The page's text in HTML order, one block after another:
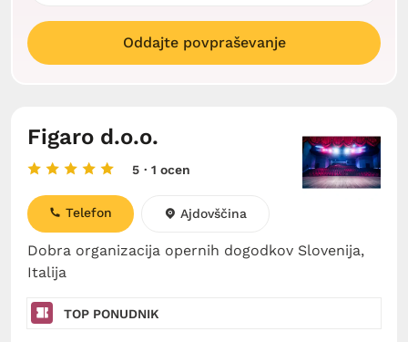
Oddajte povpraševanje
Figaro d.o.o.
5 · 1 ocen
Dobra organizacija opernih dogodkov Slovenija,
Italija
Telefon Ajdovščina
TOP PONUDNIK